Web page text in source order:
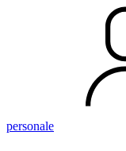
personale